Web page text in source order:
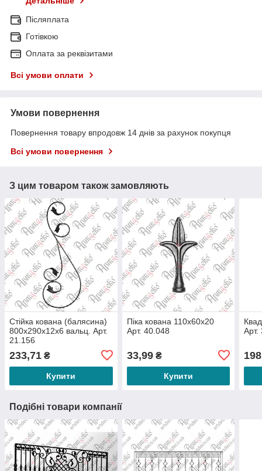
Післяплата
Готівкою
Оплата за реквізитами
Всі умови оплати
Умови повернення
Повернення товару впродовж 14 днів за рахунок покупця
Всі умови повернення
З цим товаром також замовляють
Стійка кована (балясина)
800х290х12х6 вальц. Арт.
21.156
233,71 ₴
Купити
Піка кована 110х60х20
Арт. 40.048
33,99₴
Купити
Арт.
Подібні товари компанії